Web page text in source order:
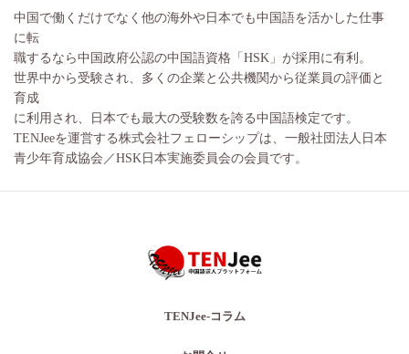
中国で働くだけでなく他の海外や日本でも中国語を活かした仕事
に転
職するなら中国政府公認の中国語資格「HSK」が採用に有利。
世界中から受験され、多くの企業と公共機関から従業員の評価と
育成
に利用され、日本でも最大の受験数を誇る中国語検定です。
TENJeeを運営する株式会社フェローシップは、一般社団法人日本
青少年育成協会／HSK日本実施委員会の会員です。
TENJee-コラム